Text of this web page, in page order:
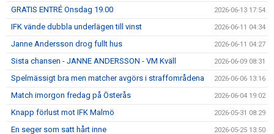
GRATIS ENTRÉ Onsdag 19.00 2026-06-13 17:54
IFK vände dubbla underlägen till vinst 2026-06-11 04:34
Janne Andersson drog fullt hus 2026-06-11 04:27
Sista chansen - JANNE ANDERSSON - VM Kväll 2026-06-09 08:31
Spelmässigt bra men matcher avgörs i straffområdena 2026-06-06 13:16
Match imorgon fredag på Österås 2026-06-04 19:02
Knapp förlust mot IFK Malmö 2026-05-31 08:29
En seger som satt hårt inne 2026-05-25 13:50